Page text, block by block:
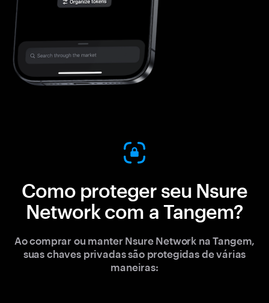
Como proteger seu Nsure
Network com a Tangem?
Ao comprar ou manter Nsure Network na Tangem,
suas chaves privadas são protegidas de várias
maneiras: